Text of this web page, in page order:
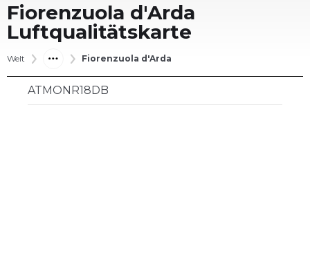
Fiorenzuola d'Arda
Luftqualitätskarte
Welt Fiorenzuola d'Arda
ATMONR18DB